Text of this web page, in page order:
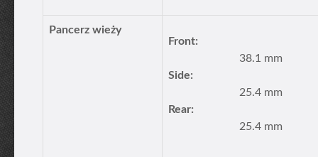
Pancerz wieży
Front:
38.1 mm
Side:
25.4 mm
Rear:
25.4 mm